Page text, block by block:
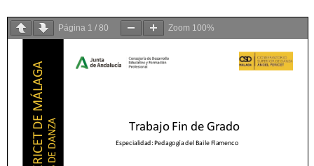
Página 1 / 80 Zoom 100%